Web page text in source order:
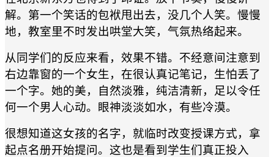
解。第一个笑话的包袱甩出去，没几个人笑。慢慢
地，教室里不时发出哄堂大笑，气氛热络起来。
从同学们的反应来看，效果不错。不经意间注意到
右边靠窗的一个女生，在很认真记笔记，生怕丢了
一个字。她的美，自然淡雅，纯洁清新，足以令任
何一个男人心动。眼神淡淡如水，有些冷漠。
很想知道这女孩的名字，就临时改变授课方式，拿
起点名册开始提问。这也是看到学生们真正投入